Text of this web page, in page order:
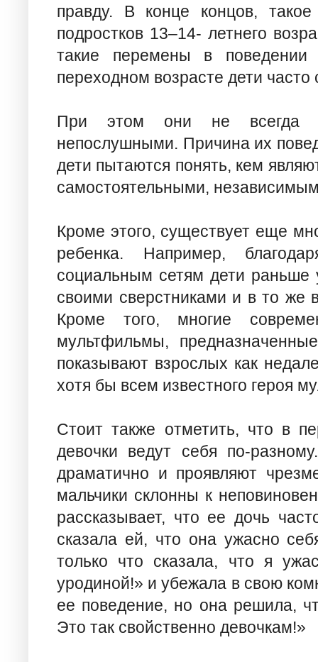
правду. В конце концов,
подростков 13–14- летнего
такие перемены в
переходном возрасте дети
При этом они не всегда
непослушными. Причина их
дети пытаются понять, кем
самостоятельными,
Кроме этого, существует еще
ребенка. Например,
социальным сетям дети раньше
своими сверстниками и в то же
Кроме того, многие
мультфильмы,
показывают взрослых как
хотя бы всем известного героя
Стоит также отметить, что в
девочки ведут себя по-
драматично и проявляют
мальчики склонны к
рассказывает, что ее дочь
сказала ей, что она ужасно
только что сказала, что я
уродиной!» и убежала в свою
ее поведение, но она решила,
Это так свойственно девочкам!»